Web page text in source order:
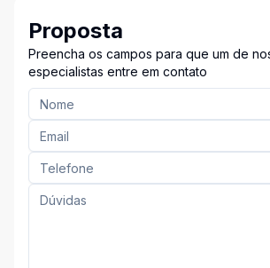
Proposta
Preencha os campos para que um de
especialistas entre em contato